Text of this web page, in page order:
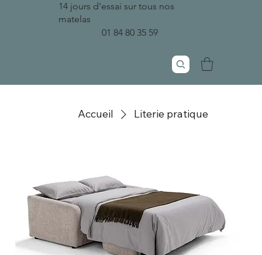
14 jours d'essai sur tous nos
matelas
01 84 80 35 59
Accueil Literie pratique